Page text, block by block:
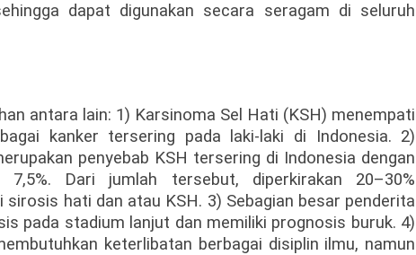
dapat digunakan secara seragam di seluruh
antara lain: 1) Karsinoma Sel Hati (KSH) menempati
kanker tersering pada laki-laki di Indonesia. 2)
penyebab KSH tersering di Indonesia dengan
7,5%. Dari jumlah tersebut, diperkirakan 20–30%
sirosis hati dan atau KSH. 3) Sebagian besar penderita
pada stadium lanjut dan memiliki prognosis buruk. 4)
keterlibatan berbagai disiplin ilmu, namun